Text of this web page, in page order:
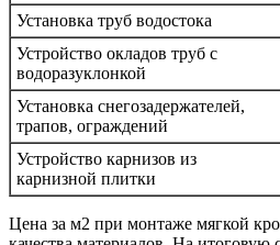
Установка труб водостока
Устройство окладов труб с
водоразуклонкой
Установка снегозадержателей,
трапов, ограждений
Устройство карнизов из
карнизной плитки
Цена за м2 при монтаже мягкой